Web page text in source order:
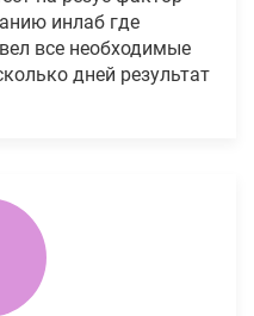
инлаб где
все необходимые
дней результат